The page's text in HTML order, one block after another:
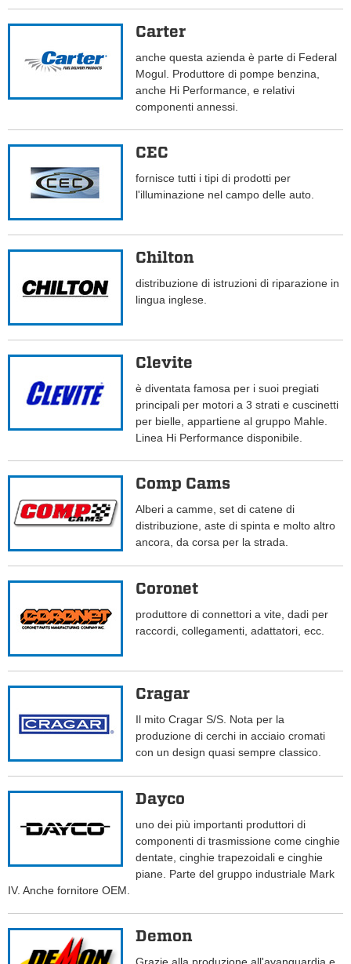
Carter
anche questa azienda è parte di Federal
Mogul. Produttore di pompe benzina,
anche Hi Performance, e relativi
componenti annessi.
CEC
fornisce tutti i tipi di prodotti per
l'illuminazione nel campo delle auto.
Chilton
distribuzione di istruzioni di riparazione in
lingua inglese.
Clevite
è diventata famosa per i suoi pregiati
principali per motori a 3 strati e cuscinetti
per bielle, appartiene al gruppo Mahle.
Linea Hi Performance disponibile.
Comp Cams
Alberi a camme, set di catene di
distribuzione, aste di spinta e molto altro
ancora, da corsa per la strada.
Coronet
produttore di connettori a vite, dadi per
raccordi, collegamenti, adattatori, ecc.
Cragar
Il mito Cragar S/S. Nota per la
produzione di cerchi in acciaio cromati
con un design quasi sempre classico.
Dayco
uno dei più importanti produttori di
componenti di trasmissione come cinghie
dentate, cinghie trapezoidali e cinghie
piane. Parte del gruppo industriale Mark
IV. Anche fornitore OEM.
Demon